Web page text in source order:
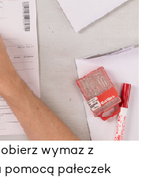
wymaz z
pałeczek